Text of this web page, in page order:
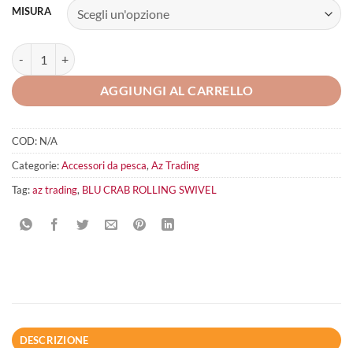
MISURA
BLU CRAB ROLLING SWIVEL quantità
AGGIUNGI AL CARRELLO
COD: N/A
Categorie:Accessori da pesca,Az Trading
Tag:az trading, BLU CRAB ROLLING SWIVEL
DESCRIZIONE